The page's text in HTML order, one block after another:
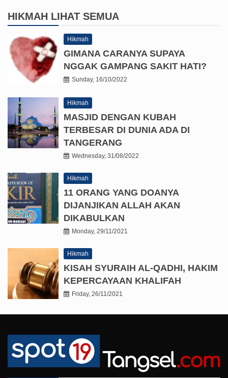
HIKMAH LIHAT SEMUA
Hikmah
GIMANA CARANYA SUPAYA
NGGAK GAMPANG SAKIT HATI?
Sunday, 16/10/2022
Hikmah
MASJID DENGAN KUBAH
TERBESAR DI DUNIA ADA DI
TANGERANG
Wednesday, 31/08/2022
Hikmah
11 ORANG YANG DOANYA
DIJANJIKAN ALLAH AKAN
DIKABULKAN
Monday, 29/11/2021
Hikmah
KISAH SYURAIH AL-QADHI, HAKIM
KEPERCAYAAN KHALIFAH
Friday, 26/11/2021